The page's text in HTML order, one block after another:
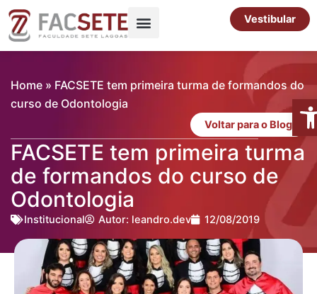
para
Vestibular
Home » FACSETE tem primeira turma de formandos do
curso de Odontologia
Voltar para o Blog
FACSETE tem primeira turma
de formandos do curso de
Odontologia
Institucional Autor: leandro.dev 12/08/2019